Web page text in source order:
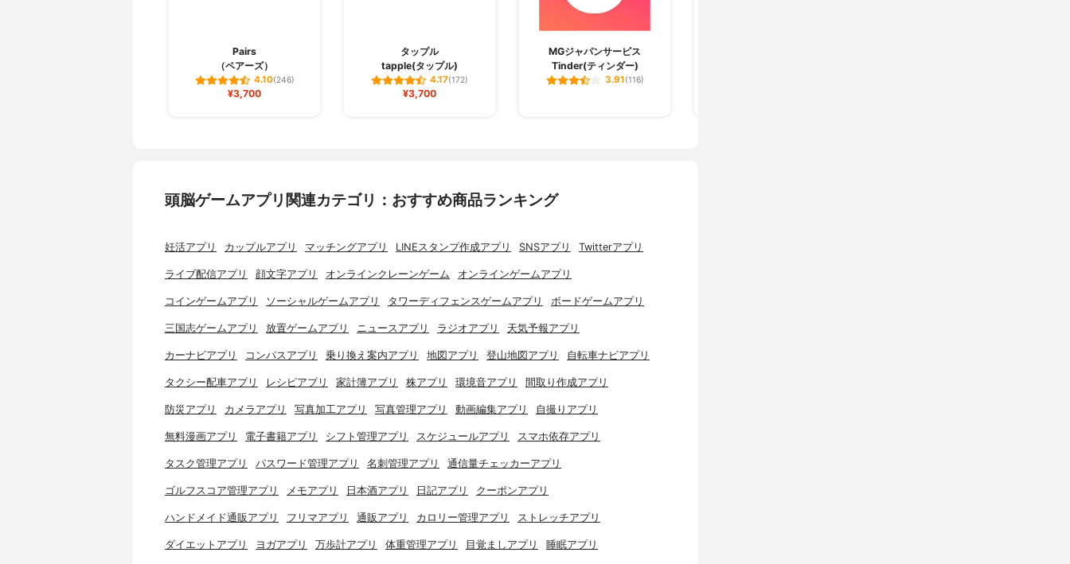
Pairs
（ペアーズ）
4.10(246)
¥3,700
タップル
tapple(タップル)
4.17(172)
¥3,700
MGジャパンサービス
Tinder(ティンダー)
3.91(116)
頭脳ゲームアプリ関連カテゴリ：おすすめ商品ランキング
妊活アプリ カップルアプリ マッチングアプリ LINEスタンプ作成アプリ SNSアプリ Twitterアプリ
ライブ配信アプリ 顔文字アプリ オンラインクレーンゲーム オンラインゲームアプリ
コインゲームアプリ ソーシャルゲームアプリ タワーディフェンスゲームアプリ ボードゲームアプリ
三国志ゲームアプリ 放置ゲームアプリ ニュースアプリ ラジオアプリ 天気予報アプリ
カーナビアプリ コンパスアプリ 乗り換え案内アプリ 地図アプリ 登山地図アプリ 自転車ナビアプリ
タクシー配車アプリ レシピアプリ 家計簿アプリ 株アプリ 環境音アプリ 間取り作成アプリ
防災アプリ カメラアプリ 写真加工アプリ 写真管理アプリ 動画編集アプリ 自撮りアプリ
無料漫画アプリ 電子書籍アプリ シフト管理アプリ スケジュールアプリ スマホ依存アプリ
タスク管理アプリ パスワード管理アプリ 名刺管理アプリ 通信量チェッカーアプリ
ゴルフスコア管理アプリ メモアプリ 日本酒アプリ 日記アプリ クーポンアプリ
ハンドメイド通販アプリ フリマアプリ 通販アプリ カロリー管理アプリ ストレッチアプリ
ダイエットアプリ ヨガアプリ 万歩計アプリ 体重管理アプリ 目覚ましアプリ 睡眠アプリ